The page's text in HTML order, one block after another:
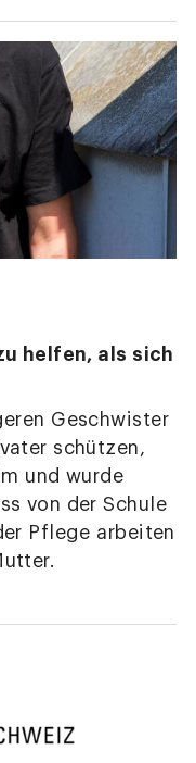
helfen, als sich
Geschwister
schützen,
und wurde
von der Schule
Pflege arbeiten